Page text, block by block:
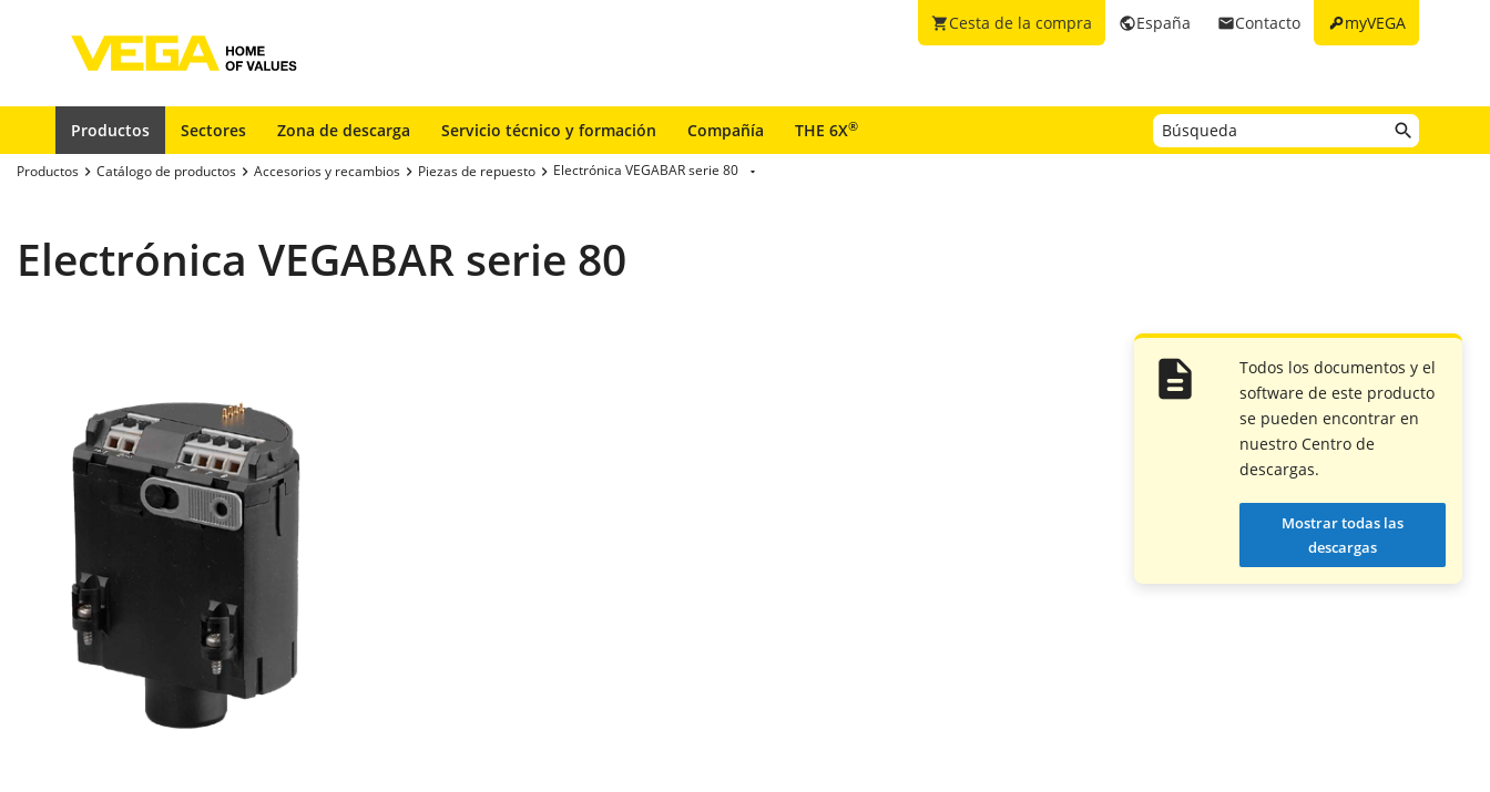
keymyVEGA
emailContacto
publicEspaña
shopping_cartCesta de la compra
Productos Sectores Zona de descarga Servicio técnico y formación Compañía THE 6X®
Productos Catálogo de productos Accesorios y recambios Piezas de repuesto Electrónica VEGABAR serie 80
Electrónica VEGABAR serie 80
Todos los documentos y el
software de este producto
se pueden encontrar en
nuestro Centro de
descargas.
Mostrar todas las
descargas